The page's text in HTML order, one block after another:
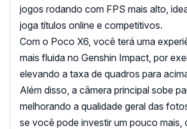
jogos rodando com FPS mais alto,
joga títulos online e competitivos.
Com o Poco X6, você terá uma
mais fluida no Genshin Impact, por
elevando a taxa de quadros para
Além disso, a câmera principal sobe
melhorando a qualidade geral das
se você pode investir um pouco mais,